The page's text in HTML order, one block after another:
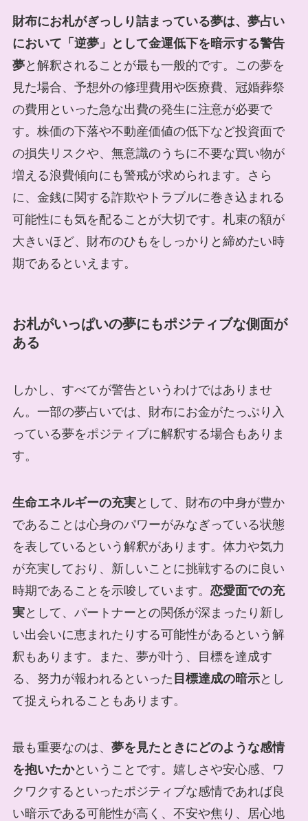
財布にお札がぎっしり詰まっている夢は、夢占い
において「逆夢」として金運低下を暗示する警告
夢と解釈されることが最も一般的です。この夢を
見た場合、予想外の修理費用や医療費、冠婚葬祭
の費用といった急な出費の発生に注意が必要で
す。株価の下落や不動産価値の低下など投資面で
の損失リスクや、無意識のうちに不要な買い物が
増える浪費傾向にも警戒が求められます。さら
に、金銭に関する詐欺やトラブルに巻き込まれる
可能性にも気を配ることが大切です。札束の額が
大きいほど、財布のひもをしっかりと締めたい時
期であるといえます。
お札がいっぱいの夢にもポジティブな側面が
ある
しかし、すべてが警告というわけではありませ
ん。一部の夢占いでは、財布にお金がたっぷり入
っている夢をポジティブに解釈する場合もありま
す。
生命エネルギーの充実として、財布の中身が豊か
であることは心身のパワーがみなぎっている状態
を表しているという解釈があります。体力や気力
が充実しており、新しいことに挑戦するのに良い
時期であることを示唆しています。 恋愛面での充
実として、パートナーとの関係が深まったり新し
い出会いに恵まれたりする可能性があるという解
釈もあります。また、夢が叶う、目標を達成す
る、努力が報われるといった 目標達成の暗示とし
て捉えられることもあります。
最も重要なのは、 夢を見たときにどのような感情
を抱いたかということです。嬉しさや安心感、ワ
クワクするといったポジティブな感情であれば良
い暗示である可能性が高く、不安や焦り、居心地